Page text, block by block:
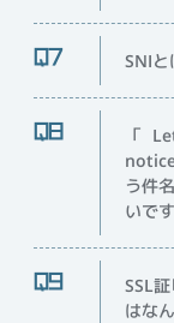
SNIと
「
う件
いで
SSL
はな